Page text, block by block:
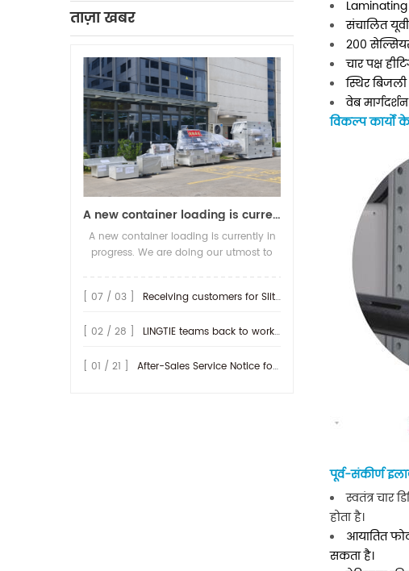
लेबल रिवाइंडिंग मशीनों
ताज़ा खबर
A new container loading is currently in progress.
A new container loading is currently in
progress. We are doing our utmost to
earliest possible time.
[ 07 / 03 ] Receiving customers for Slitting machine with differential Slip Shaft
[ 02 / 28 ] LINGTIE teams back to work at Feb.25th.
[ 01 / 21 ] After-Sales Service Notice for Turkey Region
संचालित यूवी
200
चार पक्ष
स्थिर
वेब
विकल्प कार्यों
पूर्व-संकीर्ण
स्वतंत्र चार
होता है।
आयातित
सकता है।